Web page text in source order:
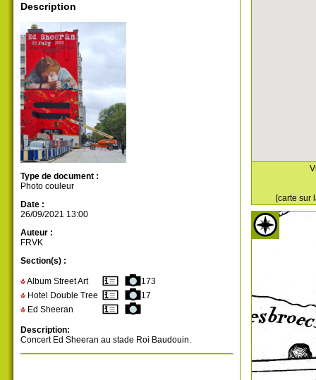
Description
Type de document :
Photo couleur
Date :
26/09/2021 13:00
Auteur :
FRVK
Section(s) :
Album Street Art
173
Hotel Double Tree
17
Ed Sheeran
Description:
Concert Ed Sheeran au stade Roi Baudouin.
[carte sur